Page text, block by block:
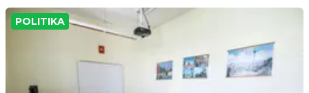
POLITIKA